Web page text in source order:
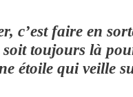
c’est faire en
soit toujours là
étoile qui veille